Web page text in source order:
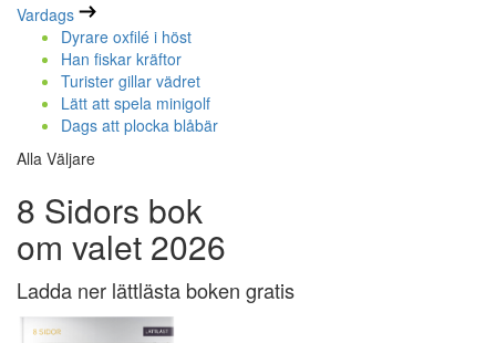
Vardags
Dyrare oxfilé i höst
Han fiskar kräftor
Turister gillar vädret
Lätt att spela minigolf
Dags att plocka blåbär
Alla Väljare
8 Sidors bok
om valet 2026
Ladda ner lättlästa boken gratis